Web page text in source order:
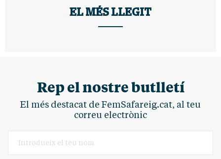
EL MÉS LLEGIT
Rep el nostre butlletí
El més destacat de FemSafareig.cat, al teu
correu electrònic